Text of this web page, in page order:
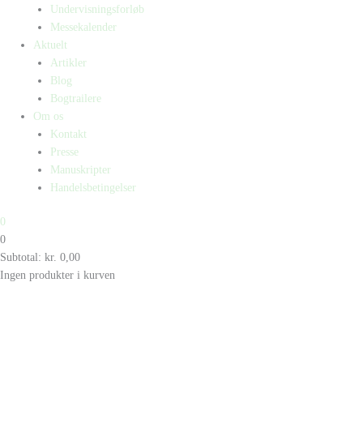
Undervisningsforløb
Messekalender
Aktuelt
Artikler
Blog
Bogtrailere
Om os
Kontakt
Presse
Manuskripter
Handelsbetingelser
0
0
Subtotal: kr. 0,00
Ingen produkter i kurven